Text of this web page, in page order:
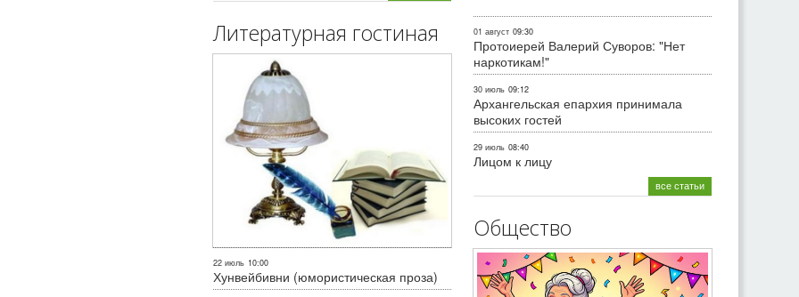
Литературная гостиная
22 июль 10:00
Хунвейбивни (юмористическая проза)
01 август 09:30
Протоиерей Валерий Суворов: "Нет
наркотикам!"
30 июль 09:12
Архангельская епархия принимала
высоких гостей
29 июль 08:40
Лицом к лицу
все статьи
Общество